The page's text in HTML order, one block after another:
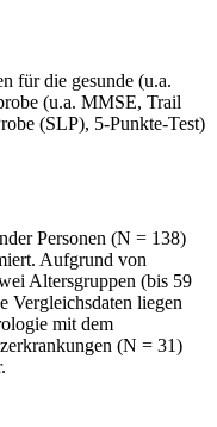
für die gesunde (u.a.
(u.a. MMSE, Trail
(SLP), 5-Punkte-Test)
Personen (N = 138)
Aufgrund von
Altersgruppen (bis 59
Vergleichsdaten liegen
mit dem
(N = 31)